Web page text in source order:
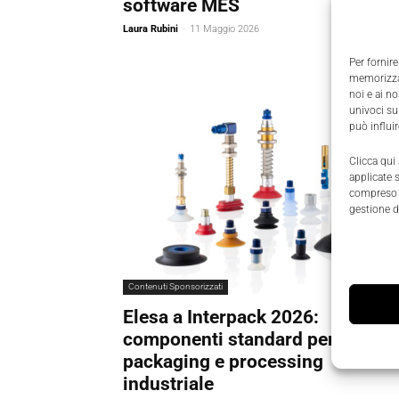
Per
noi e ai
univoci
può
Clicca qui
applicate
gestione
software MES
Laura Rubini - 11 Maggio 2026
Contenuti Sponsorizzati
Elesa a Interpack 2026:
componenti standard per
packaging e processing
industriale